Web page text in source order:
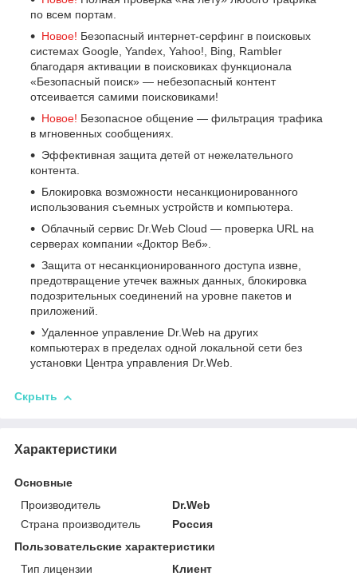
по всем портам.
Новое! Безопасный интернет-серфинг в поисковых
системах Google, Yandex, Yahoo!, Bing, Rambler
благодаря активации в поисковиках функционала
«Безопасный поиск» — небезопасный контент
отсеивается самими поисковиками!
Новое! Безопасное общение — фильтрация трафика
в мгновенных сообщениях.
Эффективная защита детей от нежелательного
контента.
Блокировка возможности несанкционированного
использования съемных устройств и компьютера.
Облачный сервис Dr.Web Cloud — проверка URL на
серверах компании «Доктор Веб».
Защита от несанкционированного доступа извне,
предотвращение утечек важных данных, блокировка
подозрительных соединений на уровне пакетов и
приложений.
Удаленное управление Dr.Web на других
компьютерах в пределах одной локальной сети без
установки Центра управления Dr.Web.
Скрыть
Характеристики
Основные
Производитель
Dr.Web
Страна производитель
Россия
Пользовательские характеристики
Тип лицензии
Клиент